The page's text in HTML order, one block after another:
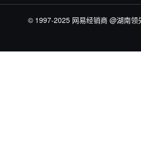
© 1997-2025 网易经销商 @湖南领